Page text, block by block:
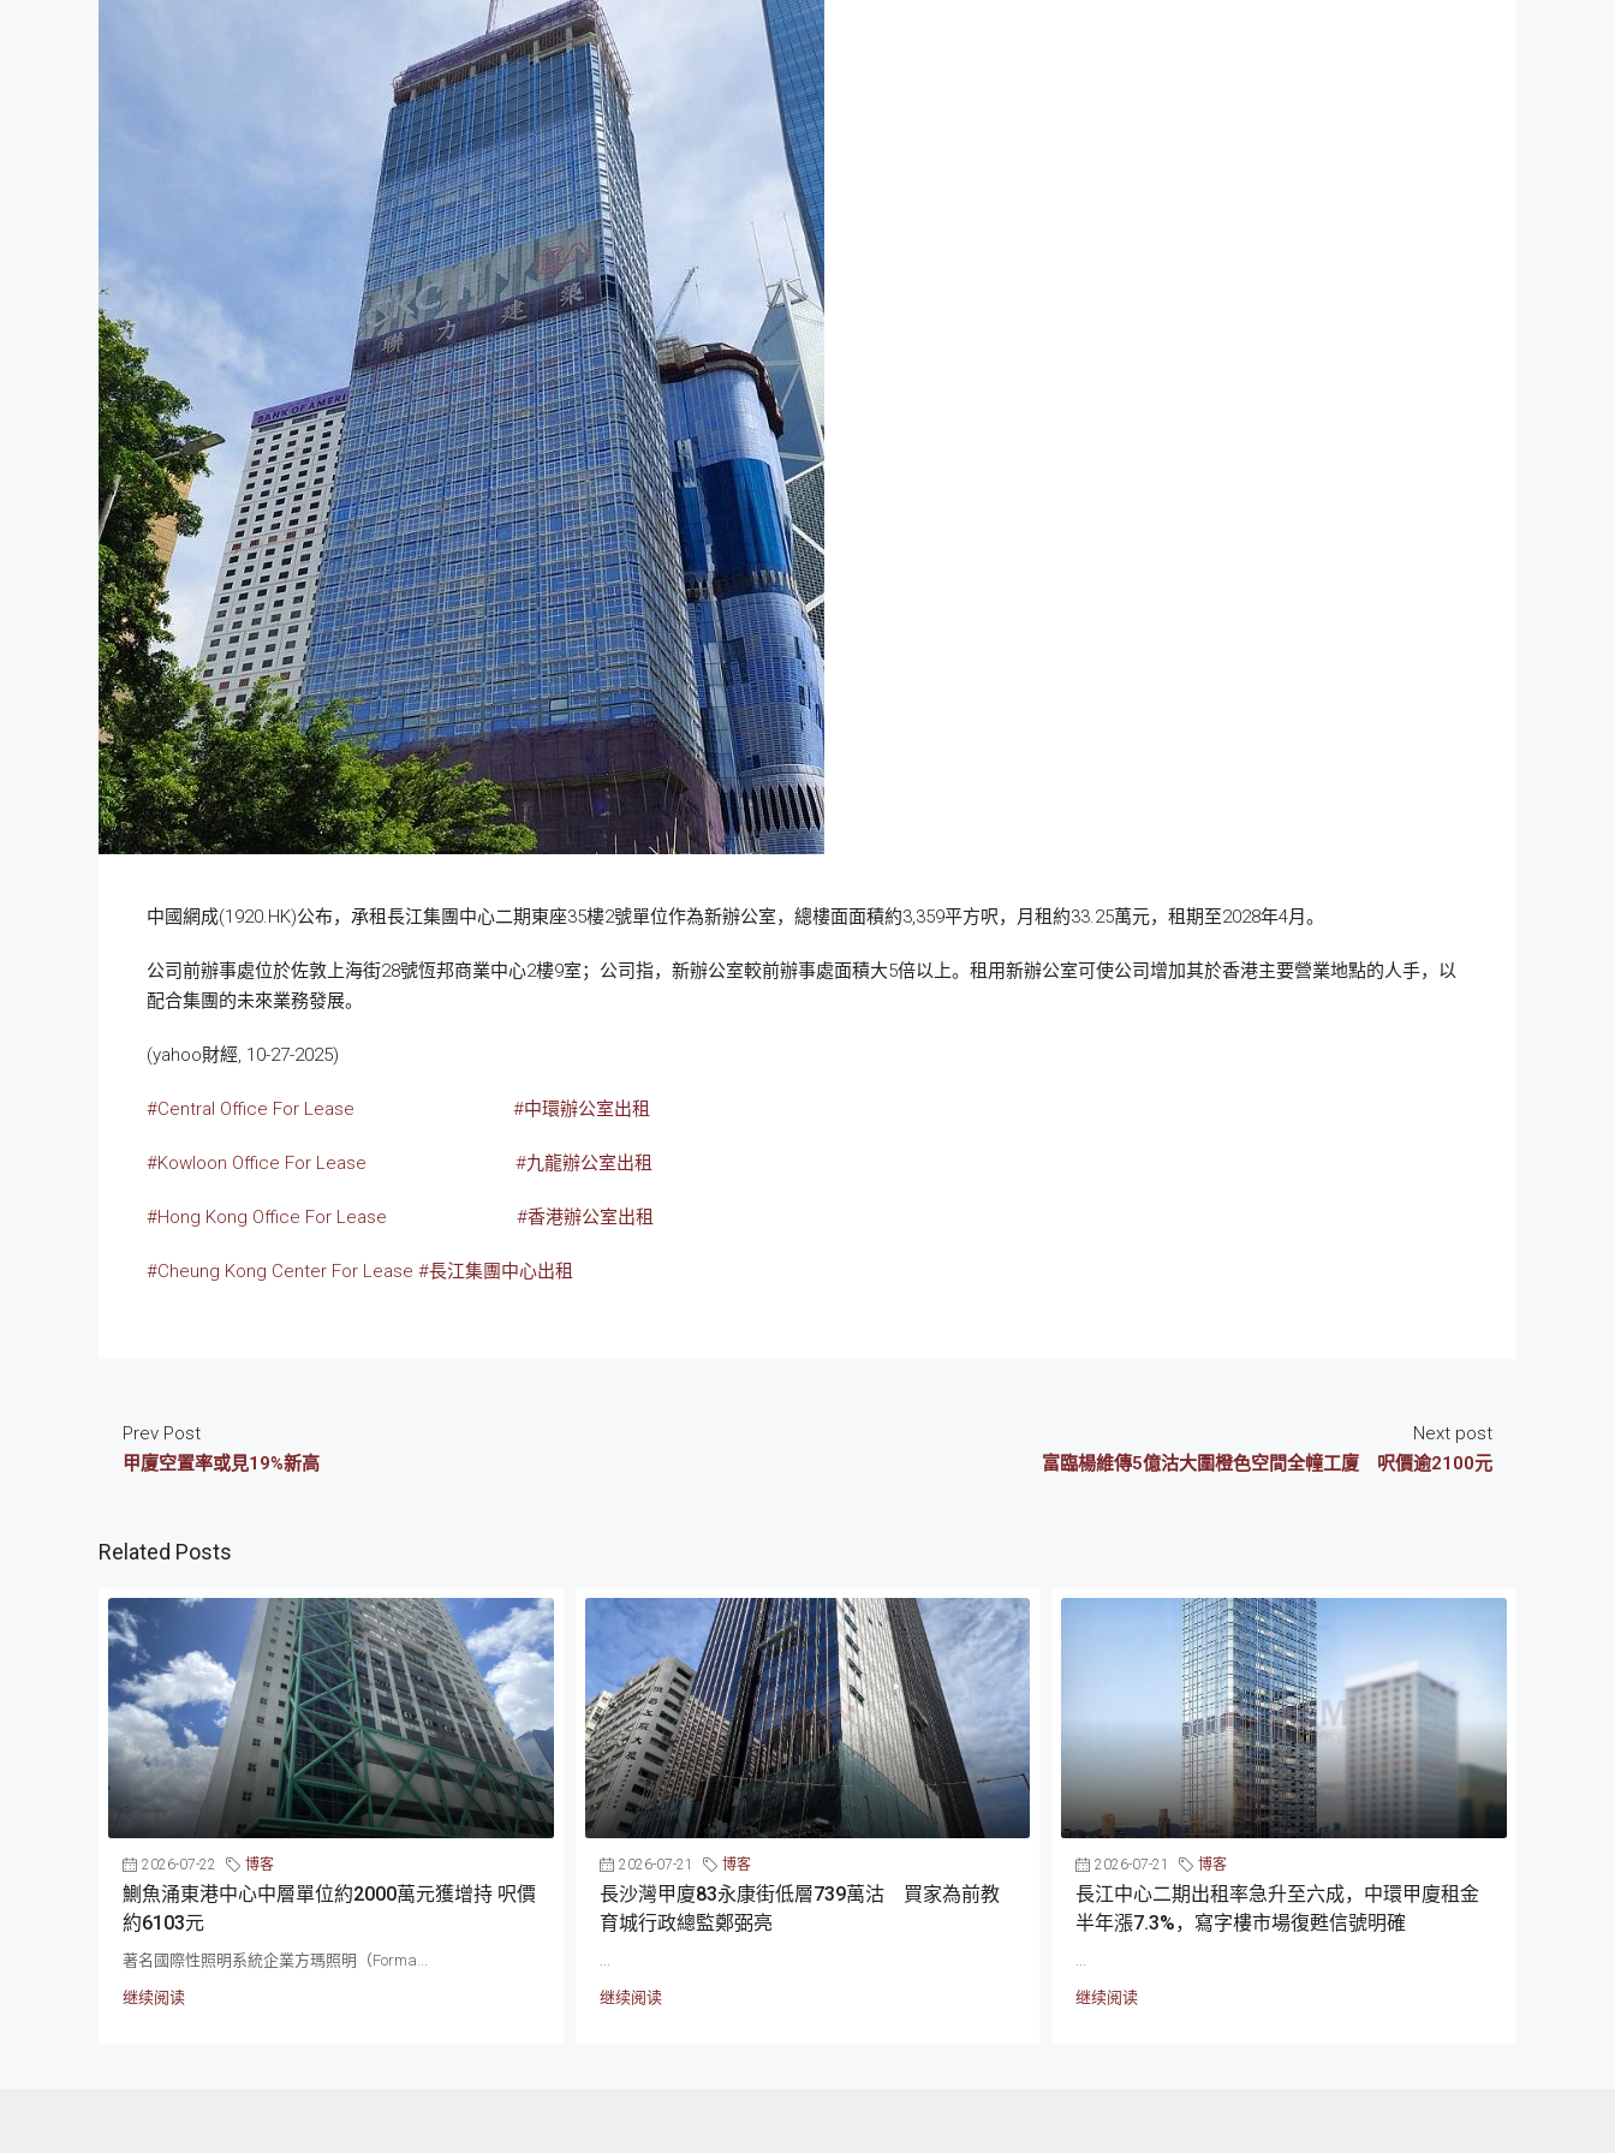
中國網成(1920.HK)公布，承租長江集團中心二期東座35樓2號單位作為新辦公室，總樓面面積約3,359平方呎，月租約33.25萬元，租期至2028年4月。
公司前辦事處位於佐敦上海街28號恆邦商業中心2樓9室；公司指，新辦公室較前辦事處面積大5倍以上。租用新辦公室可使公司增加其於香港主要營業地點的人手，以
配合集團的未來業務發展。
(yahoo財經, 10-27-2025)
#Central Office For Lease #中環辦公室出租
#Kowloon Office For Lease #九龍辦公室出租
#Hong Kong Office For Lease #香港辦公室出租
#Cheung Kong Center For Lease #長江集團中心出租
Prev Post
甲廈空置率或見19%新高
Next post
富臨楊維傳5億沽大圍橙色空間全幢工廈 呎價逾2100元
Related Posts
2026-07-22 博客
鰂魚涌東港中心中層單位約2000萬元獲增持 呎價
約6103元
著名國際性照明系統企業方瑪照明（Forma...
继续阅读
2026-07-21 博客
長沙灣甲廈83永康街低層739萬沽 買家為前教
育城行政總監鄭弼亮
继续阅读
2026-07-21 博客
長江中心二期出租率急升至六成，中環甲廈租金
半年漲7.3%，寫字樓市場復甦信號明確
继续阅读